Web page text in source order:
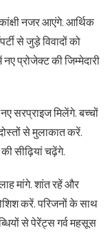
नजर आएंगे. आर्थिक
से जुड़े विवादों को
प्रोजेक्ट की जिम्मेदारी
सरप्राइज मिलेंगे. बच्चों
से मुलाकात करें.
सीढ़ियां चढ़ेंगे.
मांगे. शांत रहें और
करें. परिजनों के साथ
से पेरेंट्स गर्व महसूस